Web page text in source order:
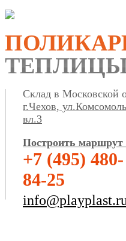
Склад в Московской
г.Чехов,
вл.3
Построить маршрут
+7 (495) 480-
84-25